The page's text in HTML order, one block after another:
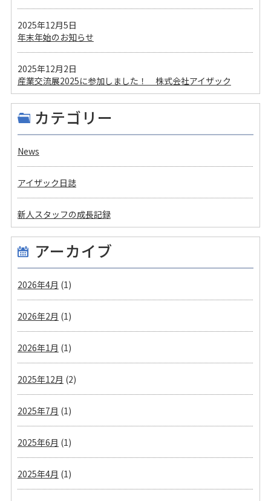
年末年始のお知らせ
2025年12月5日
産業交流展2025に参加しました！ 株式会社アイザック
2025年12月2日
カテゴリー
News
アイザック日誌
新人スタッフの成長記録
アーカイブ
2026年4月 (1)
2026年2月 (1)
2026年1月 (1)
2025年12月 (2)
2025年7月 (1)
2025年6月 (1)
2025年4月 (1)